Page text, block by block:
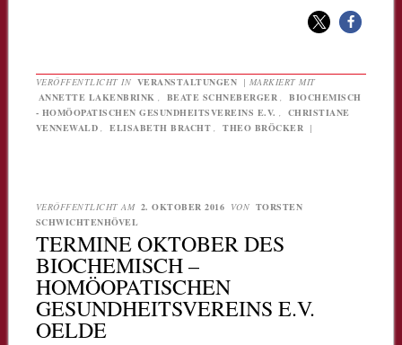
VERÖFFENTLICHT IN VERANSTALTUNGEN | MARKIERT MIT
ANNETTE LAKENBRINK , BEATE SCHNEBERGER ,
BIOCHEMISCH
- HOMÖOPATISCHEN GESUNDHEITSVEREINS E.V. ,
CHRISTIANE
VENNEWALD , ELISABETH BRACHT , THEO BRÖCKER |
VERÖFFENTLICHT AM 2. OKTOBER 2016 VON TORSTEN
SCHWICHTENHÖVEL
TERMINE OKTOBER DES
BIOCHEMISCH –
HOMÖOPATISCHEN
GESUNDHEITSVEREINS E.V.
OELDE